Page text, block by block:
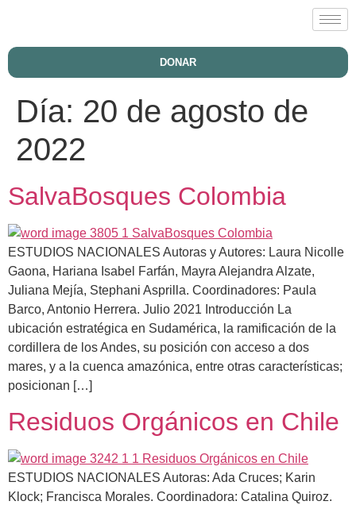
DONAR
Día: 20 de agosto de
2022
SalvaBosques Colombia
ESTUDIOS NACIONALES Autoras y Autores: Laura Nicolle
Gaona, Hariana Isabel Farfán, Mayra Alejandra Alzate,
Juliana Mejía, Stephani Asprilla. Coordinadores: Paula
Barco, Antonio Herrera. Julio 2021 Introducción La
ubicación estratégica en Sudamérica, la ramificación de la
cordillera de los Andes, su posición con acceso a dos
mares, y a la cuenca amazónica, entre otras características;
posicionan […]
Residuos Orgánicos en Chile
ESTUDIOS NACIONALES Autoras: Ada Cruces; Karin
Klock; Francisca Morales. Coordinadora: Catalina Quiroz.